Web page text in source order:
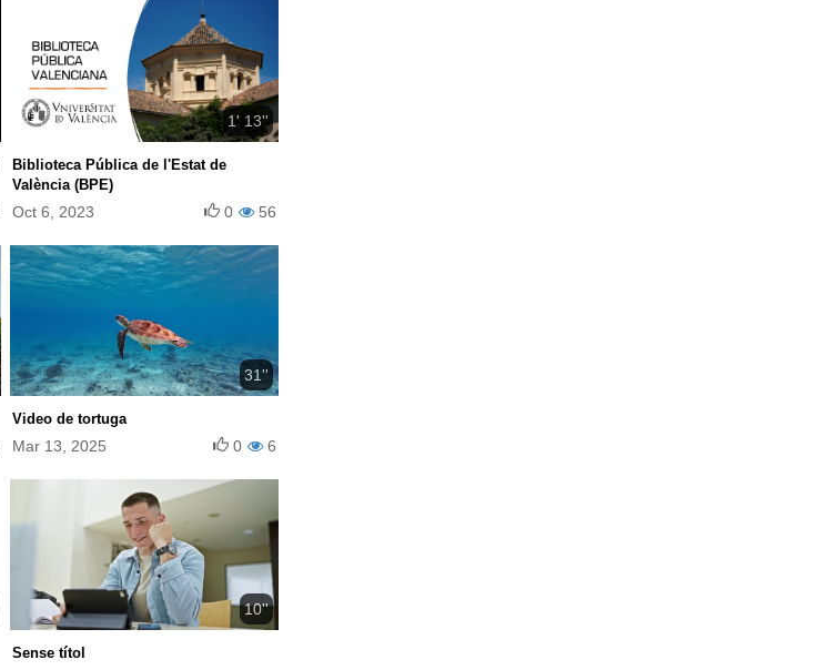
1' 13''
Biblioteca Pública de l'Estat de
València (BPE)
Oct 6, 2023 56
0
31''
Video de tortuga
Mar 13, 2025 6
0
10''
Sense títol